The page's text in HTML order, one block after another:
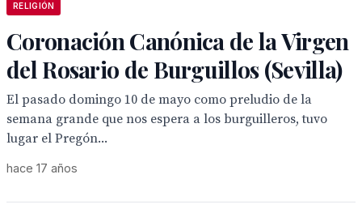
RELIGIÓN
Coronación Canónica de la Virgen
del Rosario de Burguillos (Sevilla)
El pasado domingo 10 de mayo como preludio de la
semana grande que nos espera a los burguilleros, tuvo
lugar el Pregón...
hace 17 años